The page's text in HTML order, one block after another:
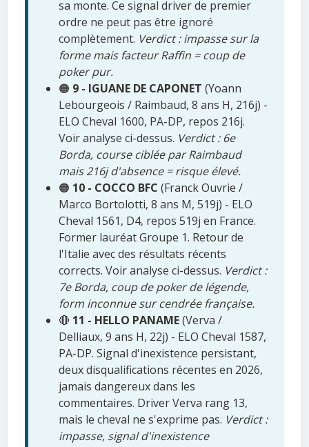
sa monte. Ce signal driver de premier
ordre ne peut pas être ignoré
complètement. Verdict : impasse sur la
forme mais facteur Raffin = coup de
poker pur.
🟠 9 - IGUANE DE CAPONET (Yoann
Lebourgeois / Raimbaud, 8 ans H, 216j) -
ELO Cheval 1600, PA-DP, repos 216j.
Voir analyse ci-dessus. Verdict : 6e
Borda, course ciblée par Raimbaud
mais 216j d'absence = risque élevé.
🟠 10 - COCCO BFC (Franck Ouvrie /
Marco Bortolotti, 8 ans M, 519j) - ELO
Cheval 1561, D4, repos 519j en France.
Former lauréat Groupe 1. Retour de
l'Italie avec des résultats récents
corrects. Voir analyse ci-dessus. Verdict :
7e Borda, coup de poker de légende,
form inconnue sur cendrée française.
🔴 11 - HELLO PANAME(Verva /
Delliaux, 9 ans H, 22j) - ELO Cheval 1587,
PA-DP. Signal d'inexistence persistant,
deux disqualifications récentes en 2026,
jamais dangereux dans les
commentaires. Driver Verva rang 13,
mais le cheval ne s'exprime pas. Verdict :
impasse, signal d'inexistence